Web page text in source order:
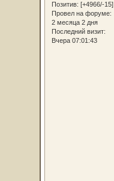
Позитив: [+4966/-15]
Провел на форуме:
2 месяца 2 дня
Последний визит:
Вчера 07:01:43